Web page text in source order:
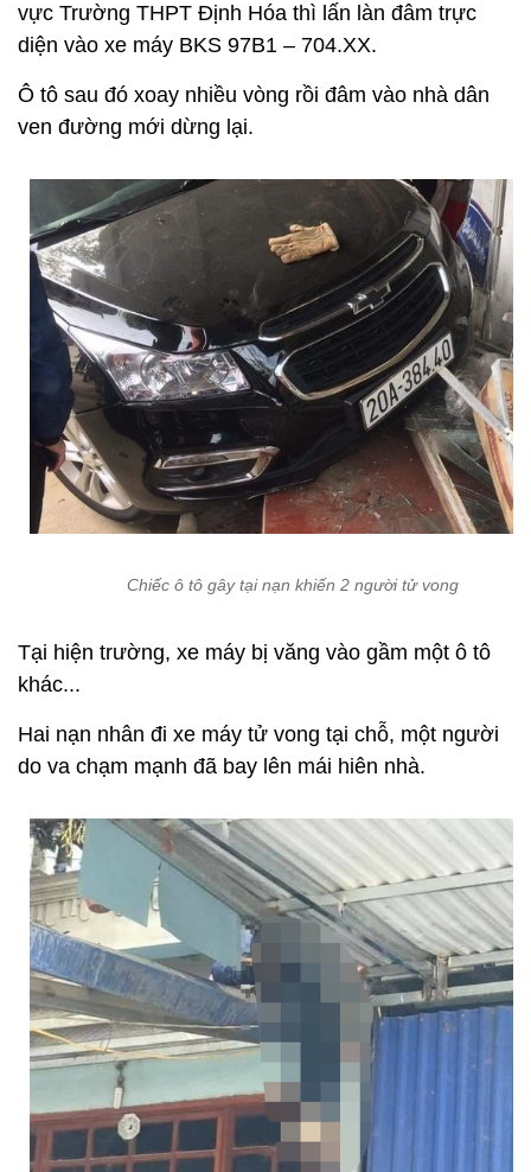
vực Trường THPT Định Hóa thì lấn làn đâm trực
diện vào xe máy BKS 97B1 – 704.XX.
Ô tô sau đó xoay nhiều vòng rồi đâm vào nhà dân
ven đường mới dừng lại.
Chiếc ô tô gây tại nạn khiến 2 người tử vong
Tại hiện trường, xe máy bị văng vào gầm một ô tô
khác...
Hai nạn nhân đi xe máy tử vong tại chỗ, một người
do va chạm mạnh đã bay lên mái hiên nhà.